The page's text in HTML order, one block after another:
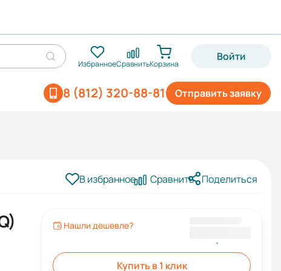
ИзбранноеСравнитьКорзина
Войти
Отправить заявку
8 (812) 320-88-81
В избранное Сравнить Поделиться
Нашли дешевле?
Купить в 1 клик